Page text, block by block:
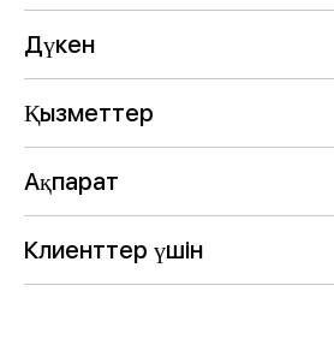
Дүкен
Қызметтер
Ақпарат
Клиенттер үшін